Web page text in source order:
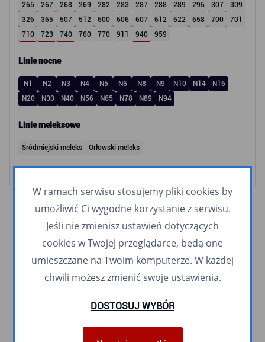
265
267 268 269 282 283 287 288 289 295 307
309
326
365 507 512 600 606 607 612 622 658 700
701
710
723 740 760 770 911 940 959
Linie nocne
N1 N2 N3 N4 N5 N6 N8 N9 N10 N14
N16
N20
N30 N40 N56 N65 N78 N89 N94
Linie meleksowe
Śródmiejski meleks Orłowski meleks
W ramach serwisu stosujemy pliki cookies by
umożliwić Ci wygodne korzystanie z serwisu.
Jeśli nie zmienisz ustawień dotyczących
cookies w Twojej przeglądarce, będą one
umieszczane na Twoim komputerze. W każdej
chwili możesz zmienić swoje ustawienia.
DOSTOSUJ WYBÓR